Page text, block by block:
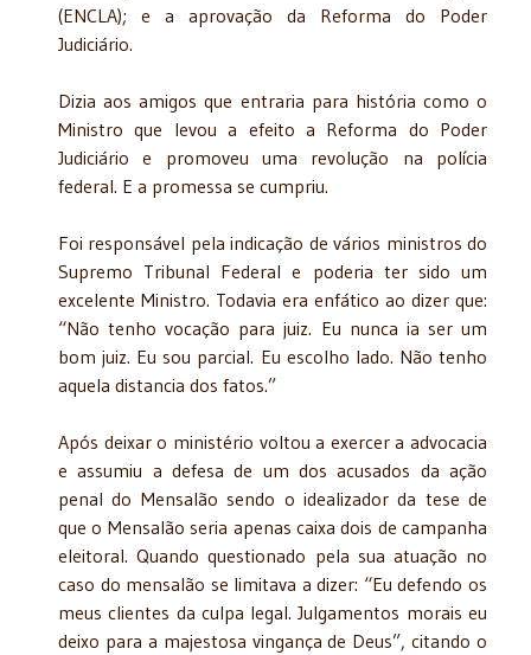
(ENCLA); e a aprovação da Reforma do Poder
Judiciário.
Dizia aos amigos que entraria para história como o
Ministro que levou a efeito a Reforma do Poder
Judiciário e promoveu uma revolução na polícia
federal. E a promessa se cumpriu.
Foi responsável pela indicação de vários ministros do
Supremo Tribunal Federal e poderia ter sido um
excelente Ministro. Todavia era enfático ao dizer que:
“Não tenho vocação para juiz. Eu nunca ia ser um
bom juiz. Eu sou parcial. Eu escolho lado. Não tenho
aquela distancia dos fatos.”
Após deixar o ministério voltou a exercer a advocacia
e assumiu a defesa de um dos acusados da ação
penal do Mensalão sendo o idealizador da tese de
que o Mensalão seria apenas caixa dois de campanha
eleitoral. Quando questionado pela sua atuação no
caso do mensalão se limitava a dizer: “Eu defendo os
meus clientes da culpa legal. Julgamentos morais eu
deixo para a majestosa vingança de Deus”, citando o